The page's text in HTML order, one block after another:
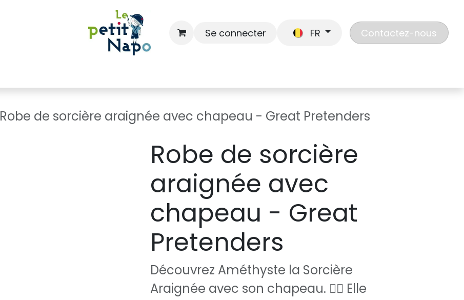
Se connecter FR Contactez-nous
Robe de sorcière araignée avec chapeau - Great Pretenders
Robe de sorcière
araignée avec
chapeau - Great
Pretenders
Découvrez Améthyste la Sorcière
Araignée avec son chapeau. 🧙‍♀️ Elle